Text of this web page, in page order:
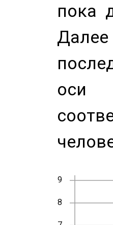
пока
оси